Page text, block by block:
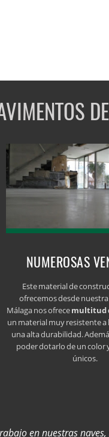
NUMEROSAS
Este material de
ofrecemos desde
Málaga nos ofrecemultitud
un material muy resistente a
una alta durabilidad.
poder dotarlo de un color
únicos.
en nuestras